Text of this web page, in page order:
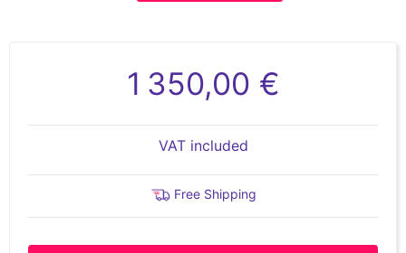
1 350,00 €
VAT included
Free Shipping